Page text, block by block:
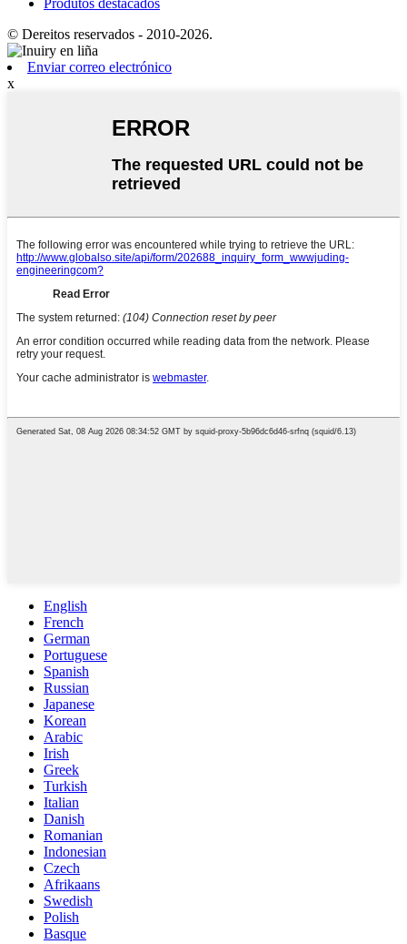
© Dereitos reservados - 2010-2026.
Enviar correo electrónico
x
English
French
German
Portuguese
Spanish
Russian
Japanese
Korean
Arabic
Irish
Greek
Turkish
Italian
Danish
Romanian
Indonesian
Czech
Afrikaans
Swedish
Polish
Basque